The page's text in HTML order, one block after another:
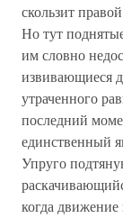
скользит
Но тут
им словно
извивающиеся
утраченного
последний
единственный
Упруго
когда движение